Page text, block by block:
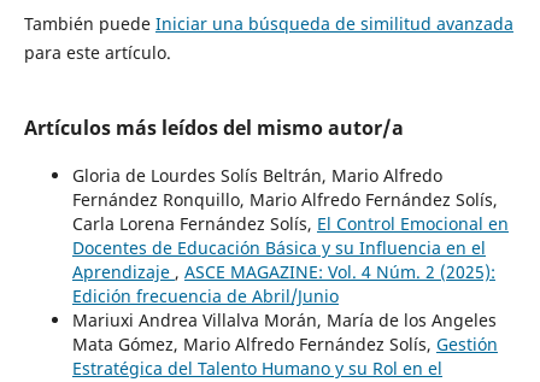
También puede Iniciar una búsqueda de similitud avanzada
para este artículo.
Artículos más leídos del mismo autor/a
Gloria de Lourdes Solís Beltrán, Mario Alfredo
Fernández Ronquillo, Mario Alfredo Fernández Solís,
Carla Lorena Fernández Solís, El Control Emocional en
Docentes de Educación Básica y su Influencia en el
Aprendizaje , ASCE MAGAZINE: Vol. 4 Núm. 2 (2025):
Edición frecuencia de Abril/Junio
Mariuxi Andrea Villalva Morán, María de los Angeles
Mata Gómez, Mario Alfredo Fernández Solís, Gestión
Estratégica del Talento Humano y su Rol en el